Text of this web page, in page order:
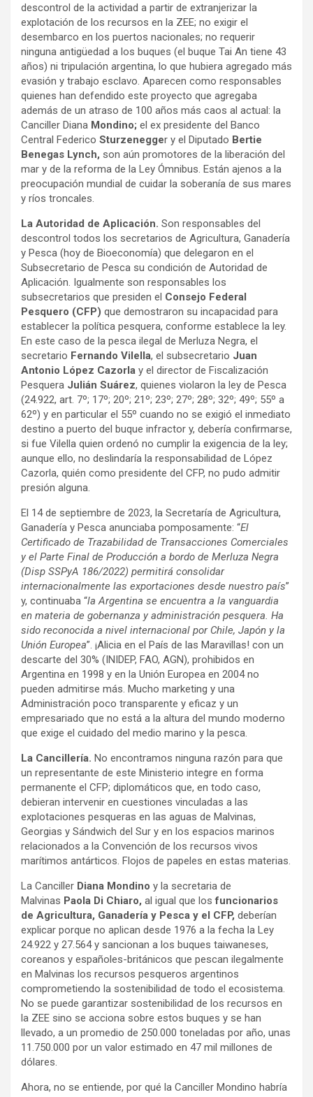
descontrol de la actividad a partir de extranjerizar la
explotación de los recursos en la ZEE; no exigir el
desembarco en los puertos nacionales; no requerir
ninguna antigüedad a los buques (el buque Tai An tiene 43
años) ni tripulación argentina, lo que hubiera agregado más
evasión y trabajo esclavo. Aparecen como responsables
quienes han defendido este proyecto que agregaba
además de un atraso de 100 años más caos al actual: la
Canciller Diana Mondino; el ex presidente del Banco
Central Federico Sturzenegger y el Diputado Bertie
Benegas Lynch, son aún promotores de la liberación del
mar y de la reforma de la Ley Ómnibus. Están ajenos a la
preocupación mundial de cuidar la soberanía de sus mares
y ríos troncales.
La Autoridad de Aplicación. Son responsables del
descontrol todos los secretarios de Agricultura, Ganadería
y Pesca (hoy de Bioeconomía) que delegaron en el
Subsecretario de Pesca su condición de Autoridad de
Aplicación. Igualmente son responsables los
subsecretarios que presiden el Consejo Federal
Pesquero (CFP) que demostraron su incapacidad para
establecer la política pesquera, conforme establece la ley.
En este caso de la pesca ilegal de Merluza Negra, el
secretario Fernando Vilella, el subsecretario Juan
Antonio López Cazorla y el director de Fiscalización
Pesquera Julián Suárez, quienes violaron la ley de Pesca
(24.922, art. 7º; 17º; 20º; 21º; 23º; 27º; 28º; 32º; 49º; 55º a
62º) y en particular el 55º cuando no se exigió el inmediato
destino a puerto del buque infractor y, debería confirmarse,
si fue Vilella quien ordenó no cumplir la exigencia de la ley;
aunque ello, no deslindaría la responsabilidad de López
Cazorla, quién como presidente del CFP, no pudo admitir
presión alguna.
El 14 de septiembre de 2023, la Secretaría de Agricultura,
Ganadería y Pesca anunciaba pomposamente: “El
Certificado de Trazabilidad de Transacciones Comerciales
y el Parte Final de Producción a bordo de Merluza Negra
(Disp SSPyA 186/2022) permitirá consolidar
internacionalmente las exportaciones desde nuestro país”
y, continuaba “la Argentina se encuentra a la vanguardia
en materia de gobernanza y administración pesquera. Ha
sido reconocida a nivel internacional por Chile, Japón y la
Unión Europea”. ¡Alicia en el País de las Maravillas! con un
descarte del 30% (INIDEP, FAO, AGN), prohibidos en
Argentina en 1998 y en la Unión Europea en 2004 no
pueden admitirse más. Mucho marketing y una
Administración poco transparente y eficaz y un
empresariado que no está a la altura del mundo moderno
que exige el cuidado del medio marino y la pesca.
La Cancillería. No encontramos ninguna razón para que
un representante de este Ministerio integre en forma
permanente el CFP; diplomáticos que, en todo caso,
debieran intervenir en cuestiones vinculadas a las
explotaciones pesqueras en las aguas de Malvinas,
Georgias y Sándwich del Sur y en los espacios marinos
relacionados a la Convención de los recursos vivos
marítimos antárticos. Flojos de papeles en estas materias.
La Canciller Diana Mondino y la secretaria de
Malvinas Paola Di Chiaro, al igual que los funcionarios
de Agricultura, Ganadería y Pesca y el CFP, deberían
explicar porque no aplican desde 1976 a la fecha la Ley
24.922 y 27.564 y sancionan a los buques taiwaneses,
coreanos y españoles-británicos que pescan ilegalmente
en Malvinas los recursos pesqueros argentinos
comprometiendo la sostenibilidad de todo el ecosistema.
No se puede garantizar sostenibilidad de los recursos en
la ZEE sino se acciona sobre estos buques y se han
llevado, a un promedio de 250.000 toneladas por año, unas
11.750.000 por un valor estimado en 47 mil millones de
dólares.
Ahora, no se entiende, por qué la Canciller Mondino habría